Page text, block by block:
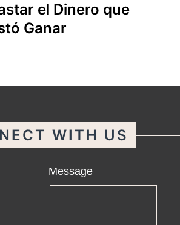
el Dinero que
Ganar
WITH US
Message